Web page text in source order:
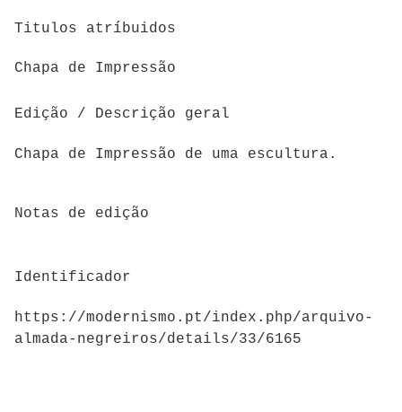
Titulos atríbuidos
Chapa de Impressão
Edição / Descrição geral
Chapa de Impressão de uma escultura.
Notas de edição
Identificador
https://modernismo.pt/index.php/arquivo-
almada-negreiros/details/33/6165